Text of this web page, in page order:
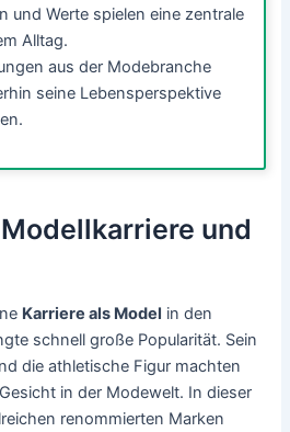
und Werte spielen eine zentrale
Alltag.
aus der Modebranche
seine Lebensperspektive
und
Karriere als Model in den
schnell große Popularität. Sein
die athletische Figur machten
in der Modewelt. In dieser
renommierten Marken